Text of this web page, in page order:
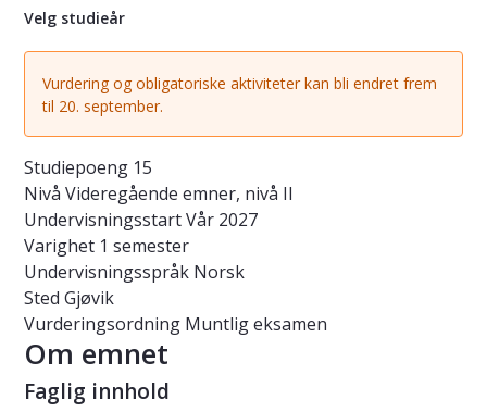
Velg studieår
Vurdering og obligatoriske aktiviteter kan bli endret frem
til 20. september.
Studiepoeng 15
Nivå Videregående emner, nivå II
UndervisningsstartVår 2027
Varighet 1 semester
Undervisningsspråk Norsk
Sted Gjøvik
Vurderingsordning Muntlig eksamen
Om emnet
Faglig innhold